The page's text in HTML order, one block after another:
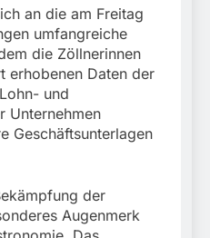
an die am Freitag
umfangreiche
die Zöllnerinnen
erhobenen Daten der
und
Unternehmen
Geschäftsunterlagen
der
Augenmerk